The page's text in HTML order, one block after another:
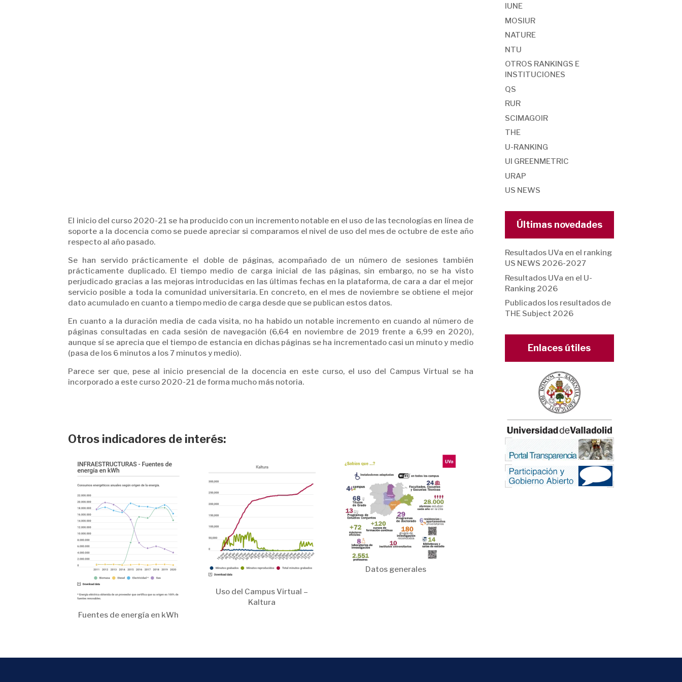
El inicio del curso 2020-21 se ha producido con un incremento notable en el uso de las tecnologías en línea de
soporte a la docencia como se puede apreciar si comparamos el nivel de uso del mes de octubre de este año
respecto al año pasado.
Se han servido prácticamente el doble de páginas, acompañado de un número de sesiones también
prácticamente duplicado. El tiempo medio de carga inicial de las páginas, sin embargo, no se ha visto
perjudicado gracias a las mejoras introducidas en las últimas fechas en la plataforma, de cara a dar el mejor
servicio posible a toda la comunidad universitaria. En concreto, en el mes de noviembre se obtiene el mejor
dato acumulado en cuanto a tiempo medio de carga desde que se publican estos datos.
En cuanto a la duración media de cada visita, no ha habido un notable incremento en cuando al número de
páginas consultadas en cada sesión de navegación (6,64 en noviembre de 2019 frente a 6,99 en 2020),
aunque sí se aprecia que el tiempo de estancia en dichas páginas se ha incrementado casi un minuto y medio
(pasa de los 6 minutos a los 7 minutos y medio).
Parece ser que, pese al inicio presencial de la docencia en este curso, el uso del Campus Virtual se ha
incorporado a este curso 2020-21 de forma mucho más notoria.
Otros indicadores de interés:
Fuentes de energía en kWh
Uso del Campus Virtual –
Kaltura
Datos generales
IUNE
MOSIUR
NATURE
NTU
OTROS RANKINGS E
INSTITUCIONES
QS
RUR
SCIMAGOIR
THE
U-RANKING
UI GREENMETRIC
URAP
US NEWS
Últimas novedades
Resultados UVa en el ranking
US NEWS 2026-2027
Resultados UVa en el U-
Ranking 2026
Publicados los resultados de
THE Subject 2026
Enlaces útiles